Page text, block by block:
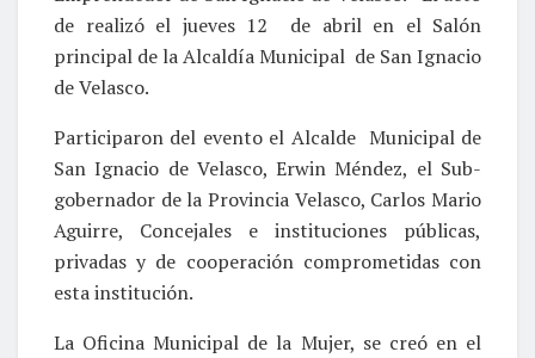
de realizó el jueves 12 de abril en el Salón
principal de la Alcaldía Municipal de San Ignacio
de Velasco.
Participaron del evento el Alcalde Municipal de
San Ignacio de Velasco, Erwin Méndez, el Sub-
gobernador de la Provincia Velasco, Carlos Mario
Aguirre, Concejales e instituciones públicas,
privadas y de cooperación comprometidas con
esta institución.
La Oficina Municipal de la Mujer, se creó en el